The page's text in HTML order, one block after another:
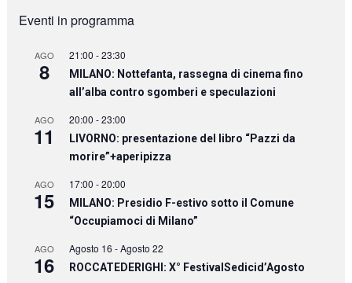
Eventi in programma
AGO
8
21:00 -23:30
MILANO: Nottefanta, rassegna di cinema fino
all’alba contro sgomberi e speculazioni
AGO
11
20:00 -23:00
LIVORNO: presentazione del libro “Pazzi da
morire”+aperipizza
AGO
15
17:00 -20:00
MILANO: Presidio F-estivo sotto il Comune
“Occupiamoci di Milano”
AGO
16
Agosto 16 -Agosto 22
ROCCATEDERIGHI: X° FestivalSedicid’Agosto